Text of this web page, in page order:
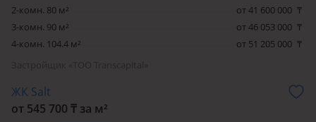
2-комн. 80 м²
от 41 600 000 ₸
3-комн. 90 м²
от 46 053 000 ₸
4-комн. 104.4 м²
от 51 205 000 ₸
ЖК Salt
от 545 700 ₸ за м²